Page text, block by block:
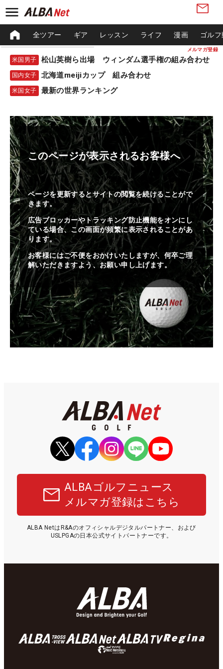
メルマガ登録
全ツアー ギア レッスン ライフ 漫画 ゴル
米国男子 松山英樹ら出場 ウィンダム選手権の組み合わせ
国内女子 北海道meijiカップ 組み合わせ
米国女子 最新の世界ランキング
このページが表示されるお客様へ
ページを更新するとサイトの閲覧を続けることがで
きます。
広告ブロッカーやトラッキング防止機能をオンにし
ている場合、この画面が頻繁に表示されることがあ
ります。
お客様にはご不便をおかけいたしますが、何卒ご理
解いただきますよう、お願い申し上げます。
ALBAゴルフニュース
メルマガ登録はこちら
ALBA NetはR&Aのオフィシャルデジタルパートナー、および
USLPGAの日本公式サイトパートナーです。